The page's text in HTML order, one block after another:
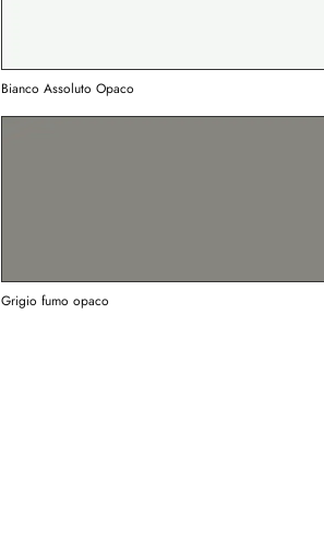
Bianco Assoluto Opaco
Grigio fumo opaco